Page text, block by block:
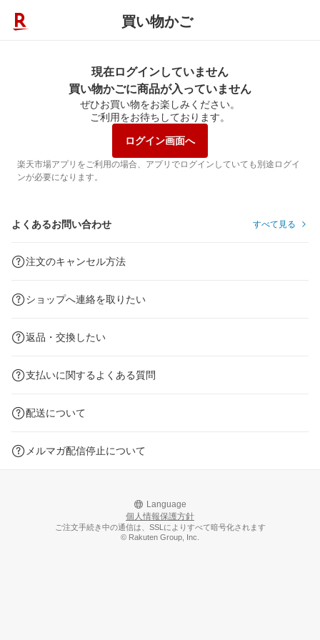
買い物かご
現在ログインしていません
買い物かごに商品が入っていません
ぜひお買い物をお楽しみください。
ご利用をお待ちしております。
ログイン画面へ
楽天市場アプリをご利用の場合、アプリでログインしていても別途ログイ
ンが必要になります。
よくあるお問い合わせ すべて見る
注文のキャンセル方法
ショップへ連絡を取りたい
返品・交換したい
支払いに関するよくある質問
配送について
メルマガ配信停止について
Language
個人情報保護方針
ご注文手続き中の通信は、SSLによりすべて暗号化されます
© Rakuten Group, Inc.